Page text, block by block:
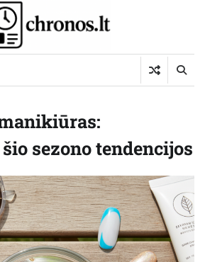
sezono tendencijos